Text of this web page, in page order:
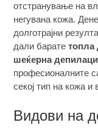
отстранување на
негувана кожа.
долготрајни
дали баратетопла
шеќерна
професионалните
секој тип на кожа и
Видови на